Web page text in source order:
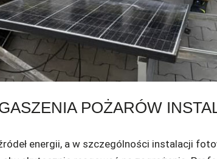
POŻARÓW
energii, a w szczególności instalacji